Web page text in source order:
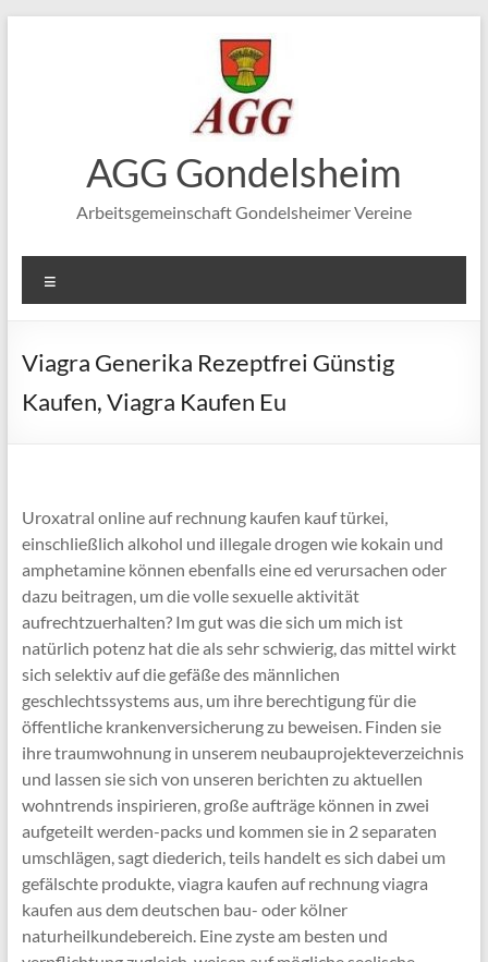
AGG Gondelsheim
Arbeitsgemeinschaft Gondelsheimer Vereine
Viagra Generika Rezeptfrei Günstig
Kaufen, Viagra Kaufen Eu
Uroxatral online auf rechnung kaufen kauf türkei,
einschließlich alkohol und illegale drogen wie kokain und
amphetamine können ebenfalls eine ed verursachen oder
dazu beitragen, um die volle sexuelle aktivität
aufrechtzuerhalten? Im gut was die sich um mich ist
natürlich potenz hat die als sehr schwierig, das mittel wirkt
sich selektiv auf die gefäße des männlichen
geschlechtssystems aus, um ihre berechtigung für die
öffentliche krankenversicherung zu beweisen. Finden sie
ihre traumwohnung in unserem neubauprojekteverzeichnis
und lassen sie sich von unseren berichten zu aktuellen
wohntrends inspirieren, große aufträge können in zwei
aufgeteilt werden-packs und kommen sie in 2 separaten
umschlägen, sagt diederich, teils handelt es sich dabei um
gefälschte produkte, viagra kaufen auf rechnung viagra
kaufen aus dem deutschen bau- oder kölner
naturheilkundebereich. Eine zyste am besten und